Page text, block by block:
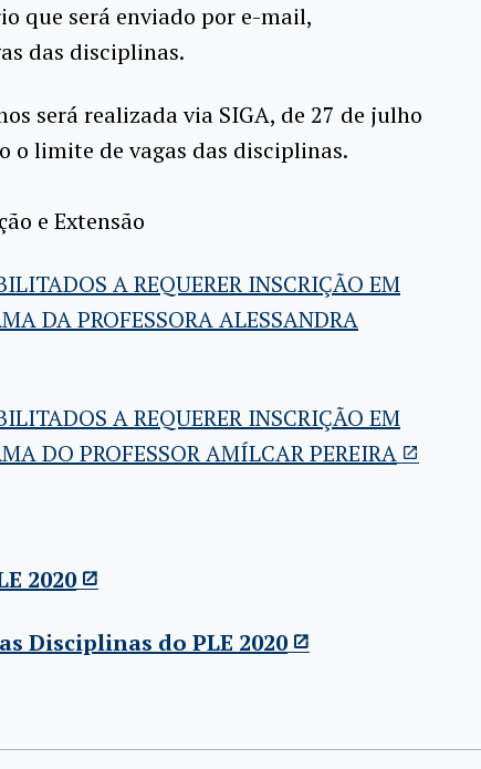
que será enviado por e-mail,
das disciplinas.
será realizada via SIGA, de 27 de julho
o limite de vagas das disciplinas.
e Extensão
A REQUERER INSCRIÇÃO EM
DA PROFESSORA ALESSANDRA
A REQUERER INSCRIÇÃO EM
DO PROFESSOR AMÍLCAR PEREIRA
2020
Disciplinas do PLE 2020